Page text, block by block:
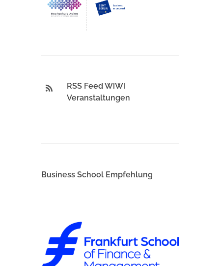
RSS Feed WiWi
Veranstaltungen
Business School Empfehlung